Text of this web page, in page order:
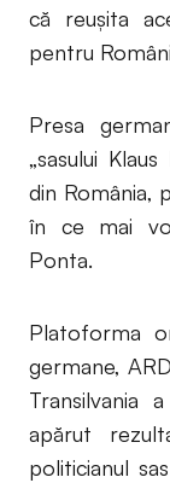
că reuşita
pentru
Presa
„sasului
din România,
în ce mai
Ponta.
Platoforma
germane,
Transilvania
apărut
politicianul